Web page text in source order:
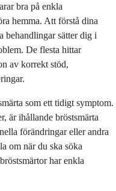
bra på enkla
hemma. Att förstå dina
behandlingar sätter dig i
De flesta hittar
av korrekt stöd,
som ett tidigt symptom.
är ihållande bröstsmärta
förändringar eller andra
om när du ska söka
har enkla